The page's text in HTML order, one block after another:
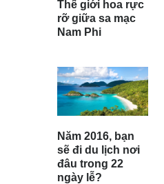
Thế giới hoa rực
rỡ giữa sa mạc
Nam Phi
Năm 2016, bạn
sẽ đi du lịch nơi
đâu trong 22
ngày lễ?